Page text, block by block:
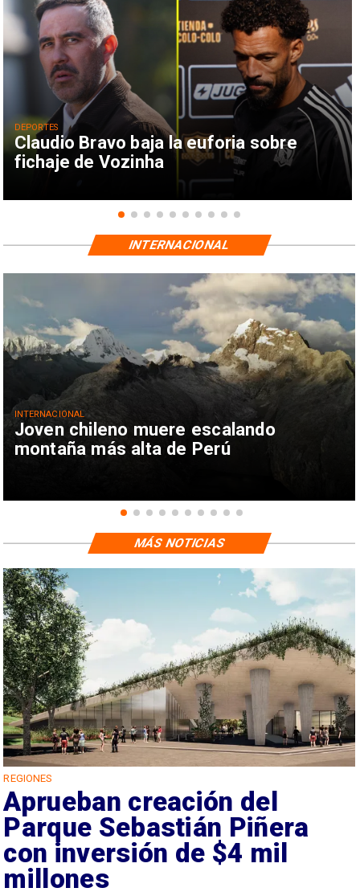
Claudio Bravo baja la euforia sobre
fichaje de Vozinha
DEPORTES
Joven chileno muere escalando
montaña más alta de Perú
INTERNACIONAL
INTERNACIONAL
REGIONES
Aprueban creación del
Parque Sebastián Piñera
con inversión de $4 mil
millones
MÁS NOTICIAS